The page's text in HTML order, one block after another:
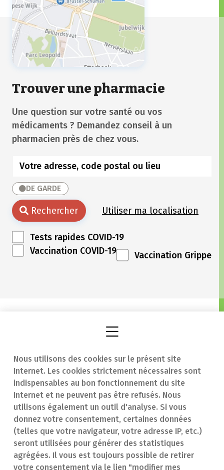
Nous utilisons des cookies sur le présent site
Internet. Les cookies strictement nécessaires sont
indispensables au bon fonctionnement du site
Internet et ne peuvent pas être refusés. Nous
utilisons également un outil d'analyse. Si vous
donnez votre consentement, certaines données
(telles que votre navigateur, votre adresse IP, etc.)
seront utilisées pour générer des statistiques
agrégées. Il vous est toujours possible de retirer
votre consentement via le lien "modifier mes
Trouver une pharmacie
Une question sur votre santé ou vos
médicaments ? Demandez conseil à un
pharmacien près de chez vous.
DE GARDE
Rechercher Utiliser ma localisation
Tests rapides COVID-19
Vaccination COVID-19
Vaccination Grippe
Trouver une
pharmacie
Notre expertise
Maladies
Médicaments
En cas d'urgence
Contact
Questions
fréquentes (FAQ)